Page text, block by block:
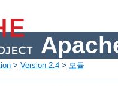
> Version 2.4 > 모듈